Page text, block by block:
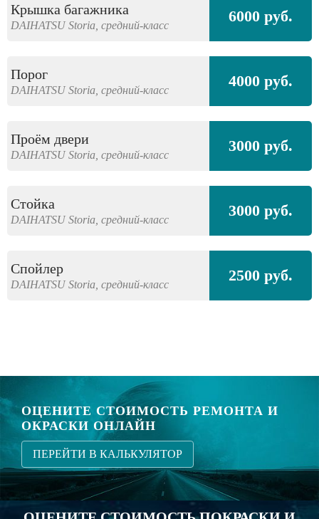
Крышка багажника
DAIHATSU Storia, средний-класс 6000 руб.
Порог
DAIHATSU Storia, средний-класс 4000 руб.
Проём двери
DAIHATSU Storia, средний-класс 3000 руб.
Стойка
DAIHATSU Storia, средний-класс 3000 руб.
Спойлер
DAIHATSU Storia, средний-класс 2500 руб.
ОЦЕНИТЕ СТОИМОСТЬ РЕМОНТА И
ОКРАСКИ ОНЛАЙН
ПЕРЕЙТИ В КАЛЬКУЛЯТОР